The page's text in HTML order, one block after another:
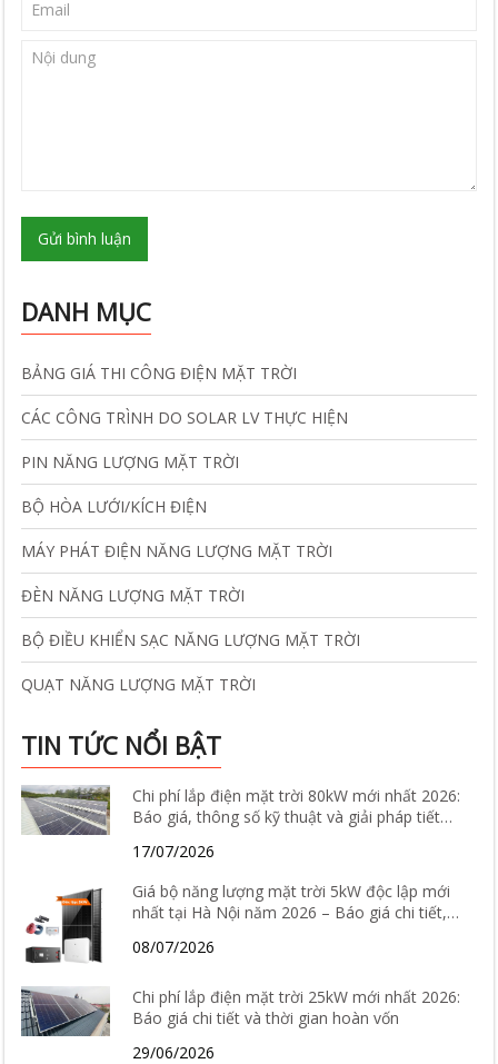
Gửi bình luận
DANH MỤC
BẢNG GIÁ THI CÔNG ĐIỆN MẶT TRỜI
CÁC CÔNG TRÌNH DO SOLAR LV THỰC HIỆN
PIN NĂNG LƯỢNG MẶT TRỜI
BỘ HÒA LƯỚI/KÍCH ĐIỆN
MÁY PHÁT ĐIỆN NĂNG LƯỢNG MẶT TRỜI
ĐÈN NĂNG LƯỢNG MẶT TRỜI
BỘ ĐIỀU KHIỂN SẠC NĂNG LƯỢNG MẶT TRỜI
QUẠT NĂNG LƯỢNG MẶT TRỜI
TIN TỨC NỔI BẬT
Chi phí lắp điện mặt trời 80kW mới nhất 2026:
Báo giá, thông số kỹ thuật và giải pháp tiết
17/07/2026
Giá bộ năng lượng mặt trời 5kW độc lập mới
nhất tại Hà Nội năm 2026 – Báo giá chi tiết,
08/07/2026
Chi phí lắp điện mặt trời 25kW mới nhất 2026:
Báo giá chi tiết và thời gian hoàn vốn
29/06/2026